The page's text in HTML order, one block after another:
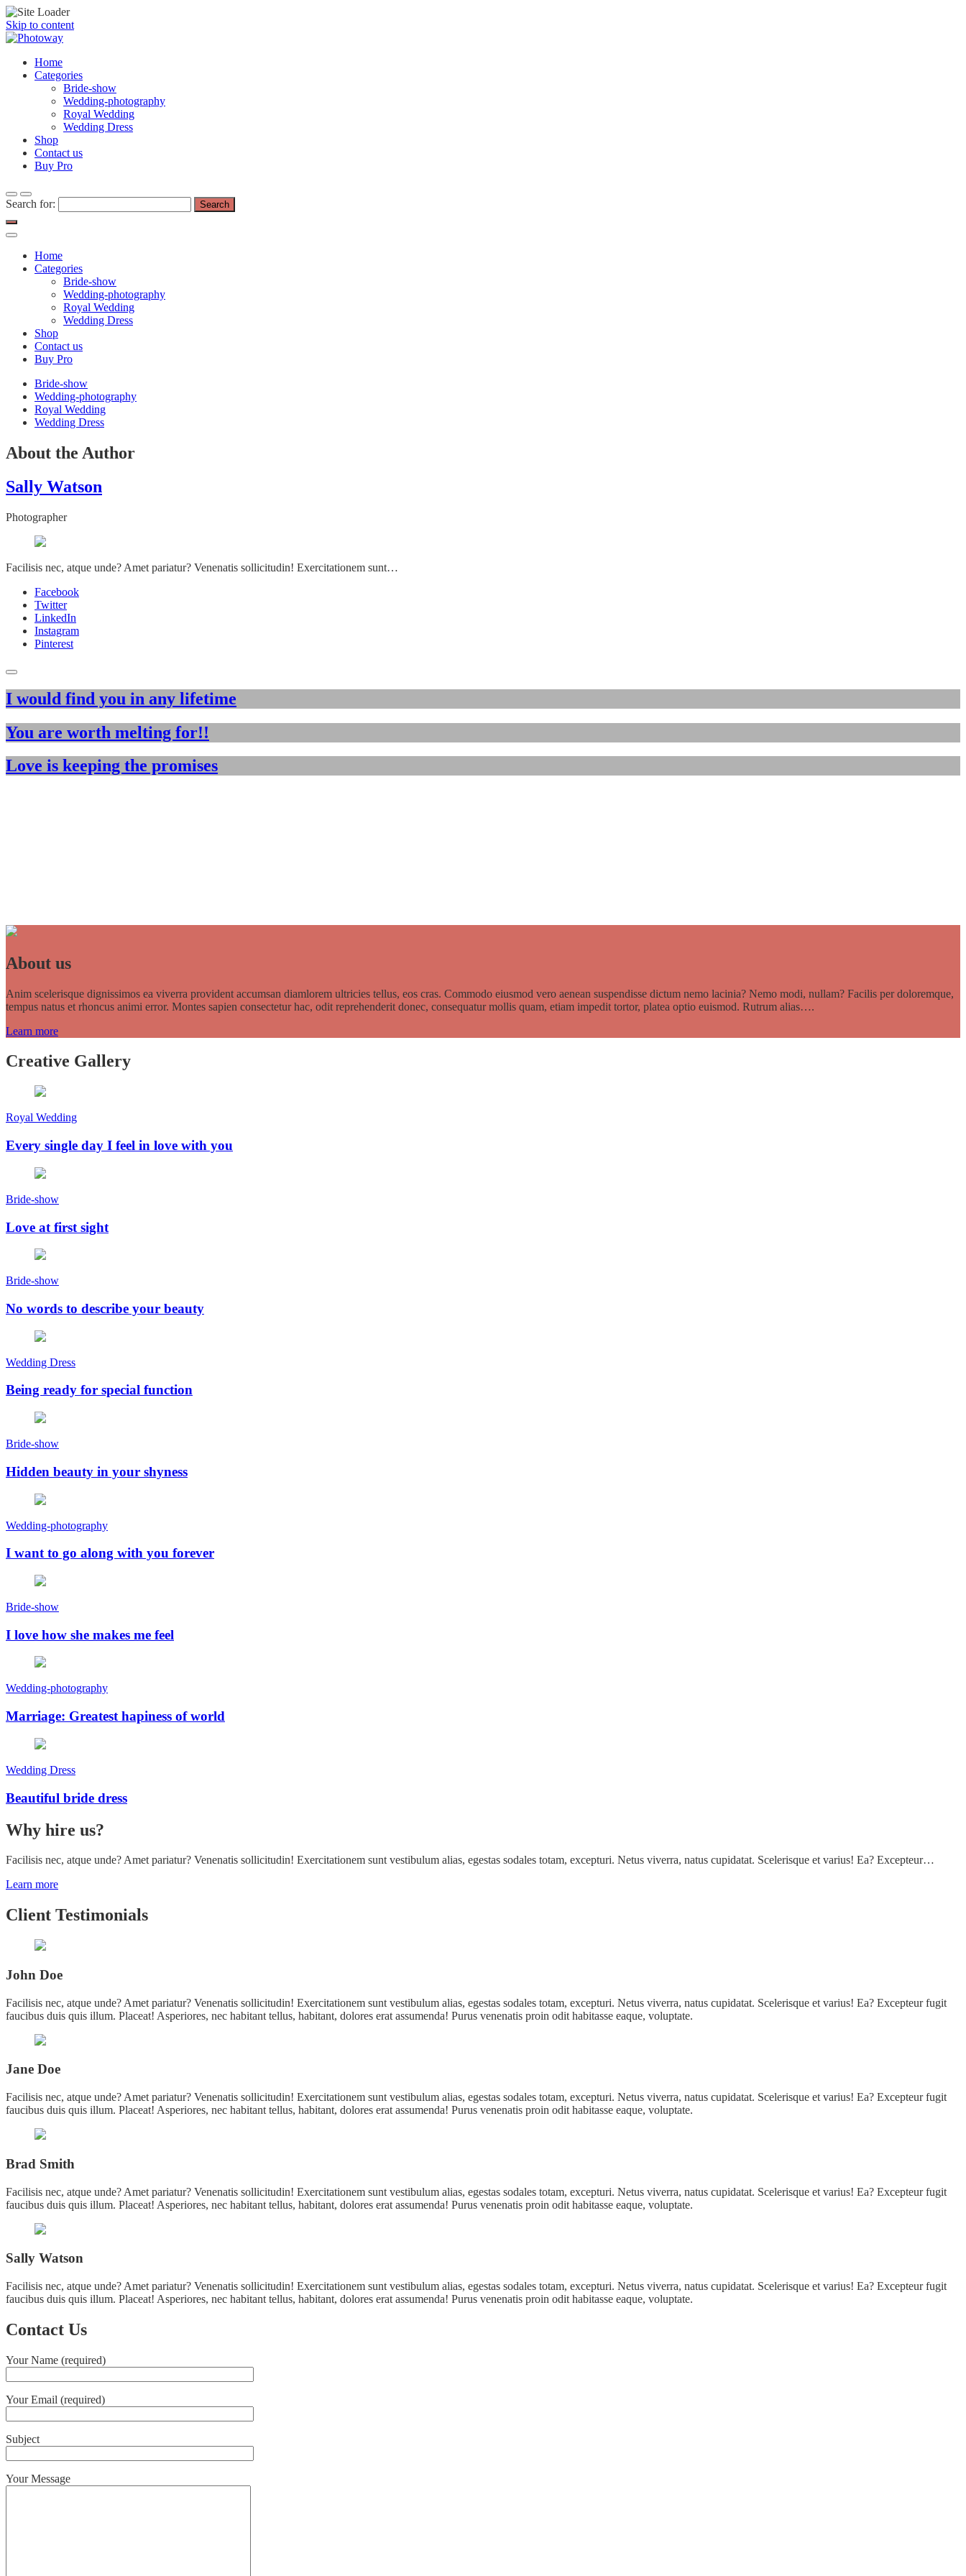
Skip to content
Home
Categories
Bride-show
Wedding-photography
Royal Wedding
Wedding Dress
Shop
Contact us
Buy Pro
Search for:
Home
Categories
Bride-show
Wedding-photography
Royal Wedding
Wedding Dress
Shop
Contact us
Buy Pro
Bride-show
Wedding-photography
Royal Wedding
Wedding Dress
About the Author
Sally Watson
Photographer
Facilisis nec, atque unde? Amet pariatur? Venenatis sollicitudin! Exercitationem sunt…
Facebook
Twitter
LinkedIn
Instagram
Pinterest
I would find you in any lifetime
You are worth melting for!!
Love is keeping the promises
About us
Anim scelerisque dignissimos ea viverra provident accumsan diamlorem ultricies tellus, eos cras. Commodo eiusmod vero aenean suspendisse dictum nemo lacinia? Nemo modi, nullam? Facilis per doloremque,
tempus natus et rhoncus animi error. Montes sapien consectetur hac, odit reprehenderit donec, consequatur mollis quam, etiam impedit tortor, platea optio euismod. Rutrum alias….
Learn more
Creative Gallery
Royal Wedding
Every single day I feel in love with you
Bride-show
Love at first sight
Bride-show
No words to describe your beauty
Wedding Dress
Being ready for special function
Bride-show
Hidden beauty in your shyness
Wedding-photography
I want to go along with you forever
Bride-show
I love how she makes me feel
Wedding-photography
Marriage: Greatest hapiness of world
Wedding Dress
Beautiful bride dress
Why hire us?
Facilisis nec, atque unde? Amet pariatur? Venenatis sollicitudin! Exercitationem sunt vestibulum alias, egestas sodales totam, excepturi. Netus viverra, natus cupidatat. Scelerisque et varius! Ea? Excepteur…
Learn more
Client Testimonials
John Doe
Facilisis nec, atque unde? Amet pariatur? Venenatis sollicitudin! Exercitationem sunt vestibulum alias, egestas sodales totam, excepturi. Netus viverra, natus cupidatat. Scelerisque et varius! Ea? Excepteur fugit
faucibus duis quis illum. Placeat! Asperiores, nec habitant tellus, habitant, dolores erat assumenda! Purus venenatis proin odit habitasse eaque, voluptate.
Jane Doe
Facilisis nec, atque unde? Amet pariatur? Venenatis sollicitudin! Exercitationem sunt vestibulum alias, egestas sodales totam, excepturi. Netus viverra, natus cupidatat. Scelerisque et varius! Ea? Excepteur fugit
faucibus duis quis illum. Placeat! Asperiores, nec habitant tellus, habitant, dolores erat assumenda! Purus venenatis proin odit habitasse eaque, voluptate.
Brad Smith
Facilisis nec, atque unde? Amet pariatur? Venenatis sollicitudin! Exercitationem sunt vestibulum alias, egestas sodales totam, excepturi. Netus viverra, natus cupidatat. Scelerisque et varius! Ea? Excepteur fugit
faucibus duis quis illum. Placeat! Asperiores, nec habitant tellus, habitant, dolores erat assumenda! Purus venenatis proin odit habitasse eaque, voluptate.
Sally Watson
Facilisis nec, atque unde? Amet pariatur? Venenatis sollicitudin! Exercitationem sunt vestibulum alias, egestas sodales totam, excepturi. Netus viverra, natus cupidatat. Scelerisque et varius! Ea? Excepteur fugit
faucibus duis quis illum. Placeat! Asperiores, nec habitant tellus, habitant, dolores erat assumenda! Purus venenatis proin odit habitasse eaque, voluptate.
Contact Us
Your Name (required)
Your Email (required)
Subject
Your Message